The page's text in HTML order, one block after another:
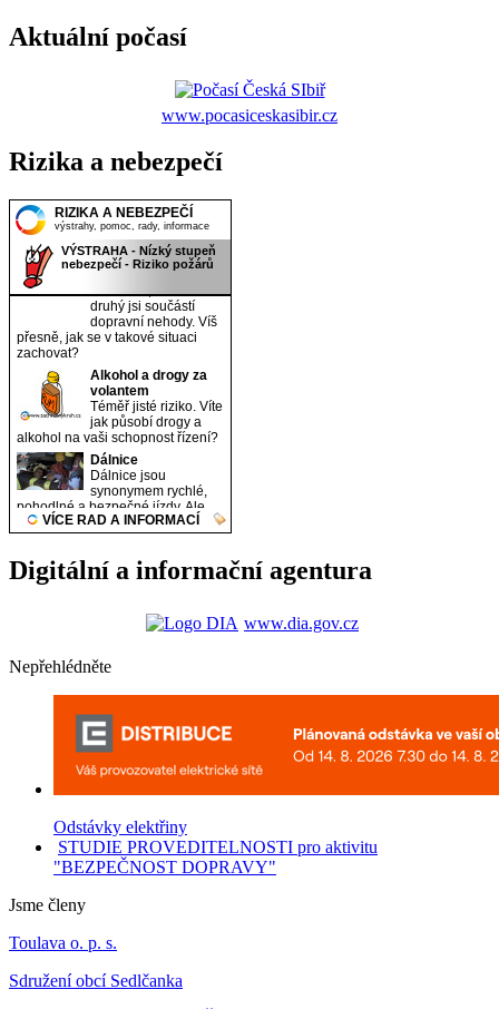
Aktuální počasí
www.pocasiceskasibir.cz
Rizika a nebezpečí
Digitální a informační agentura
www.dia.gov.cz
Nepřehlédněte
Odstávky elektřiny
STUDIE PROVEDITELNOSTI pro aktivitu
"BEZPEČNOST DOPRAVY"
Jsme členy
Toulava o. p. s.
Sdružení obcí Sedlčanka